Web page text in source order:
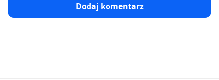
Dodaj komentarz